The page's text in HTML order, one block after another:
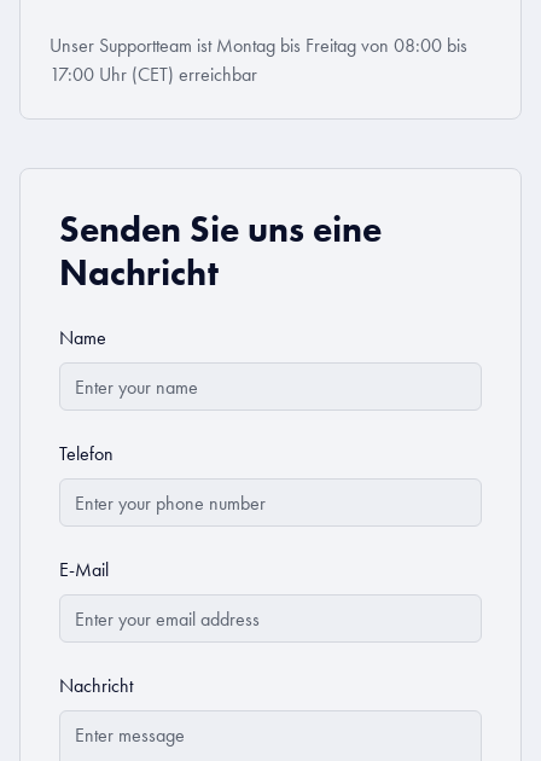
Unser Supportteam ist Montag bis Freitag von 08:00 bis
17:00 Uhr (CET) erreichbar
Senden Sie uns eine
Nachricht
Name
Telefon
E-Mail
Nachricht